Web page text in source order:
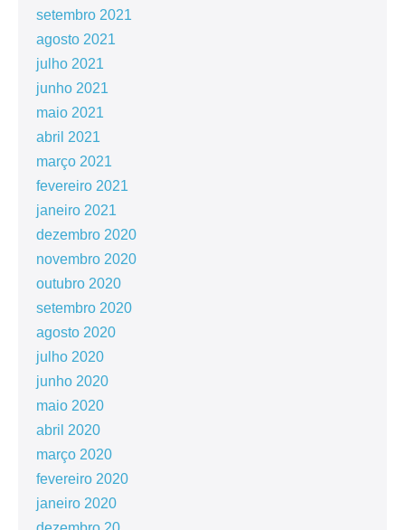
setembro 2021
agosto 2021
julho 2021
junho 2021
maio 2021
abril 2021
março 2021
fevereiro 2021
janeiro 2021
dezembro 2020
novembro 2020
outubro 2020
setembro 2020
agosto 2020
julho 2020
junho 2020
maio 2020
abril 2020
março 2020
fevereiro 2020
janeiro 2020